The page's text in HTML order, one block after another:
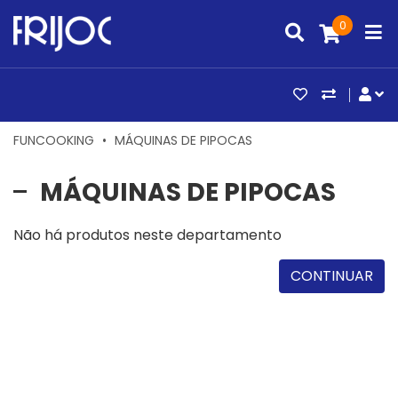
0
ARTIGOS
FUNCOOKING MÁQUINAS DE PIPOCAS
MÁQUINAS DE PIPOCAS
Não há produtos neste departamento
CONTINUAR